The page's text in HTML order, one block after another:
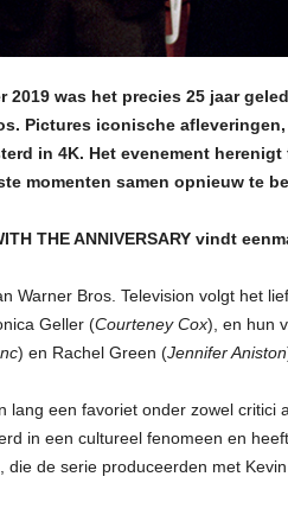
2019 was het precies 25 jaar
Pictures iconische
in 4K. Het evenement
momenten samen opnieuw te
THE ANNIVERSARY vindt
Warner Bros. Television volgt het
Geller (Courteney Cox), en hun
) en Rachel Green (Jennifer Aniston
lang een favoriet onder zowel
in een cultureel fenomeen en
, die de serie produceerden met